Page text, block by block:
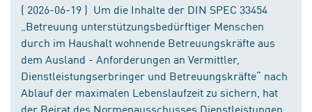
( 2026-06-19 ) Um die Inhalte der DIN SPEC 33454
„Betreuung unterstützungsbedürftiger Menschen
durch im Haushalt wohnende Betreuungskräfte aus
dem Ausland - Anforderungen an Vermittler,
Dienstleistungserbringer und Betreuungskräfte“ nach
Ablauf der maximalen Lebenslaufzeit zu sichern, hat
der Beirat des Normenausschusses Dienstleistungen,